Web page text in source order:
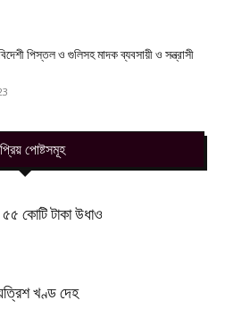
পিস্তল ও গুলিসহ মাদক ব্যবসায়ী ও সন্ত্রাসী
পোষ্টসমূহ
কোটি টাকা উধাও
খণ্ড দেহ